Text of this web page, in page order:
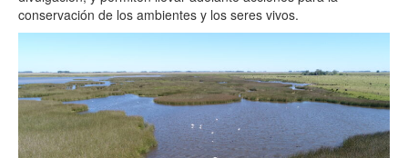
conservación de los ambientes y los seres vivos.